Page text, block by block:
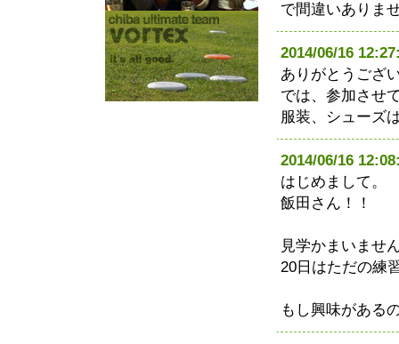
で間違いありま
2014/06/16
ありがとうござ
では、参加させ
服装、シューズ
2014/06/16
はじめまして。
飯田さん！！
見学かまいませ
20日はただの練
もし興味がある